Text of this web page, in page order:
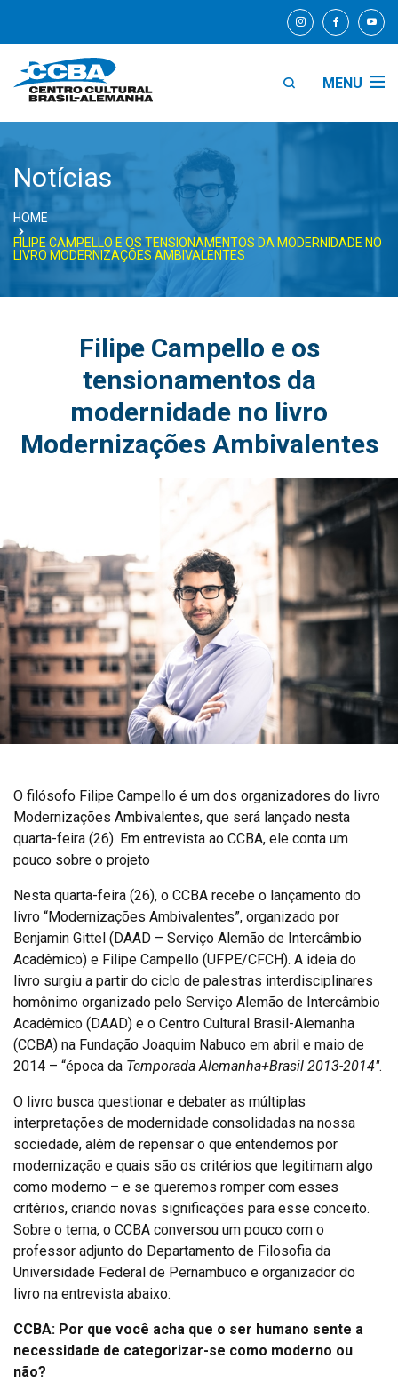
MENU
Notícias
HOME
FILIPE CAMPELLO E OS TENSIONAMENTOS DA MODERNIDADE NO
LIVRO MODERNIZAÇÕES AMBIVALENTES
Filipe Campello e os
tensionamentos da
modernidade no livro
Modernizações Ambivalentes
O filósofo Filipe Campello é um dos organizadores do livro
Modernizações Ambivalentes, que será lançado nesta
quarta-feira (26). Em entrevista ao CCBA, ele conta um
pouco sobre o projeto
Nesta quarta-feira (26), o CCBA recebe o lançamento do
livro “Modernizações Ambivalentes”, organizado por
Benjamin Gittel (DAAD – Serviço Alemão de Intercâmbio
Acadêmico) e Filipe Campello (UFPE/CFCH). A ideia do
livro surgiu a partir do ciclo de palestras interdisciplinares
homônimo organizado pelo Serviço Alemão de Intercâmbio
Acadêmico (DAAD) e o Centro Cultural Brasil-Alemanha
(CCBA) na Fundação Joaquim Nabuco em abril e maio de
2014 – “época da Temporada Alemanha+Brasil 2013-2014″.
O livro busca questionar e debater as múltiplas
interpretações de modernidade consolidadas na nossa
sociedade, além de repensar o que entendemos por
modernização e quais são os critérios que legitimam algo
como moderno – e se queremos romper com esses
critérios, criando novas significações para esse conceito.
Sobre o tema, o CCBA conversou um pouco com o
professor adjunto do Departamento de Filosofia da
Universidade Federal de Pernambuco e organizador do
livro na entrevista abaixo:
CCBA: Por que você acha que o ser humano sente a
necessidade de categorizar-se como moderno ou
não?